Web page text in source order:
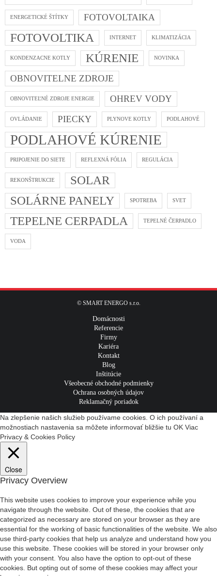
ENERGETICKÉ ŠTÍTKY FOTOVOLTAIKA
FOTOVOLTIKA INTERNET KLIMATIZÁCIA
KONDENZACNE KOTLY KÚRENIE NOVINKA
OBNOVITELNE ZDROJE
OBNOVITEĽNÉ ZDROJE ENERGIE OHREV VODY
OVLÁDANIE PIECKY PLYNOVE KOTLY PODLAHOVÉ
PODLAHOVÉ KÚRENIE
PRIPOJENIE DO SIETE REFLEXNÁ FÓLIA REGULÁCIA
REKONŠTRUKCIE
SOLAR
SOLÁRNE PANELY
SPOTREBA SVET
TEPELNE CERPADLA TEPELNÉ ČERPADLO
VODA
© SMART ENERGO s.r.o.
Domácnosti
Referencie
Firmy
Kariéra
Kontakt
Blog
Inštitúcie
Všeobecné obchodné podmienky
Ochrana osobných údajov
Reklamačný poriadok
Na zlepšenie našich služieb používame cookies. O ich používaní a
možnostiach nastavenia sa môžete informovať bližšie tu OK Viac
Privacy & Cookies Policy
Close
Privacy Overview
This website uses cookies to improve your experience while you
navigate through the website. Out of these, the cookies that are
categorized as necessary are stored on your browser as they are
essential for the working of basic functionalities of the website. We also
use third-party cookies that help us analyze and understand how you
use this website. These cookies will be stored in your browser only
with your consent. You also have the option to opt-out of these
cookies. But opting out of some of these cookies may affect your